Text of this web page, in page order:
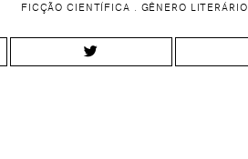
FICÇÃO CIENTÍFICA . GÊNERO LITERÁRIO